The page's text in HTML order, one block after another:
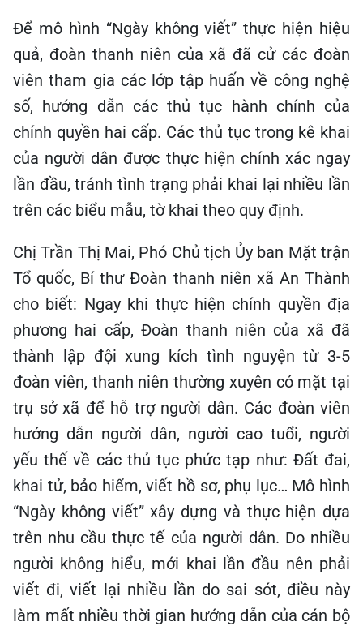
Để mô hình “Ngày không viết” thực hiện hiệu
quả, đoàn thanh niên của xã đã cử các đoàn
viên tham gia các lớp tập huấn về công nghệ
số, hướng dẫn các thủ tục hành chính của
chính quyền hai cấp. Các thủ tục trong kê khai
của người dân được thực hiện chính xác ngay
lần đầu, tránh tình trạng phải khai lại nhiều lần
trên các biểu mẫu, tờ khai theo quy định.
Chị Trần Thị Mai, Phó Chủ tịch Ủy ban Mặt trận
Tổ quốc, Bí thư Đoàn thanh niên xã An Thành
cho biết: Ngay khi thực hiện chính quyền địa
phương hai cấp, Đoàn thanh niên của xã đã
thành lập đội xung kích tình nguyện từ 3-5
đoàn viên, thanh niên thường xuyên có mặt tại
trụ sở xã để hỗ trợ người dân. Các đoàn viên
hướng dẫn người dân, người cao tuổi, người
yếu thế về các thủ tục phức tạp như: Đất đai,
khai tử, bảo hiểm, viết hồ sơ, phụ lục… Mô hình
“Ngày không viết” xây dựng và thực hiện dựa
trên nhu cầu thực tế của người dân. Do nhiều
người không hiểu, mới khai lần đầu nên phải
viết đi, viết lại nhiều lần do sai sót, điều này
làm mất nhiều thời gian hướng dẫn của cán bộ